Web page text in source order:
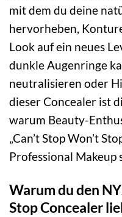
mit dem du deine
hervorheben,
Look auf ein neues
dunkle Augenringe
neutralisieren oder
dieser Concealer ist
warum Beauty-
„Can’t Stop Won’t
Professional Makeup
Warum du den
Stop Concealer